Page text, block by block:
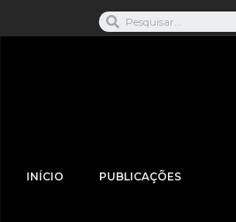
INÍCIO PUBLICAÇÕES